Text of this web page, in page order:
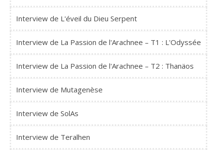
Interview de L'éveil du Dieu Serpent
Interview de La Passion de l'Arachnee – T1 : L'Odyssée
Interview de La Passion de l'Arachnee – T2 : Thanäos
Interview de Mutagenèse
Interview de SolAs
Interview de Teralhen